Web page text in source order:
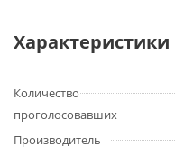
Характеристики
Количество
проголосовавших
Производитель